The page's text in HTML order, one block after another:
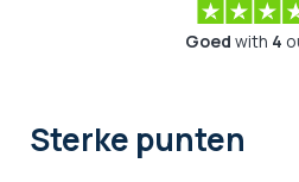
Goed with 4
Sterke punten